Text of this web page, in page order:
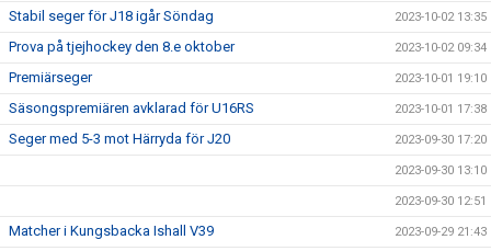
Stabil seger för J18 igår Söndag 2023-10-02 13:35
Prova på tjejhockey den 8.e oktober 2023-10-02 09:34
Premiärseger 2023-10-01 19:10
Säsongspremiären avklarad för U16RS 2023-10-01 17:38
Seger med 5-3 mot Härryda för J20 2023-09-30 17:20
2023-09-30 13:10
2023-09-30 12:51
Matcher i Kungsbacka Ishall V39 2023-09-29 21:43